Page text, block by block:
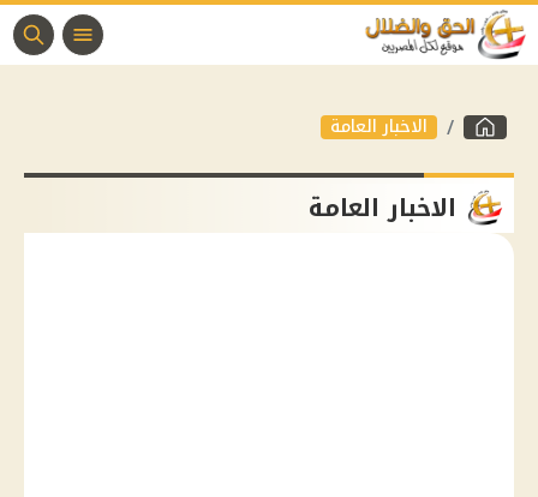
الاخبار العامة
الاخبار العامة